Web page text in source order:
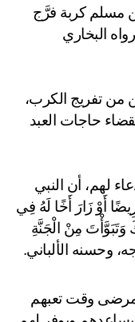
أخيه كان الله في حاجته، ومن فرَّج عن مسلم كربة فرَّج
الله عنه كربة من كرب يوم القيامة". (رواه البخاري
مما يجعل الله سبحانه وتعالى يتكفل بقضاء حاجات العبد
وقد جاء في فضل زيارة المرضى والدعاء لهم، أن النبي
صلى الله عليه وسلم قال: "مَنْ عَادَ مَرِيضًا أَوْ زَارَ أَخًا لَهُ فِي
اللَّهِ نَادَاهُ مُنَادٍ أَنْ طِبْتَ وَطَابَ مَمْشَاكَ وَتَبَوَّأْتَ مِنْ الْجَنَّةِ
الألباني.
وهذا الحديث يوضح فضل من  يزور المرضى وقت تعبهم